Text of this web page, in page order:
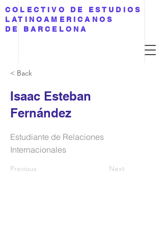
COLECTIVO DE ESTUDIOS
LATINOAMERICANOS
DE BARCELONA
< Back
Isaac Esteban
Fernández
Estudiante de Relaciones
Internacionales
Previous Next